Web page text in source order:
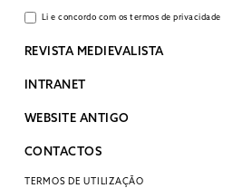
Li e concordo com os termos de privacidade
REVISTA MEDIEVALISTA
INTRANET
WEBSITE ANTIGO
CONTACTOS
TERMOS DE UTILIZAÇÃO